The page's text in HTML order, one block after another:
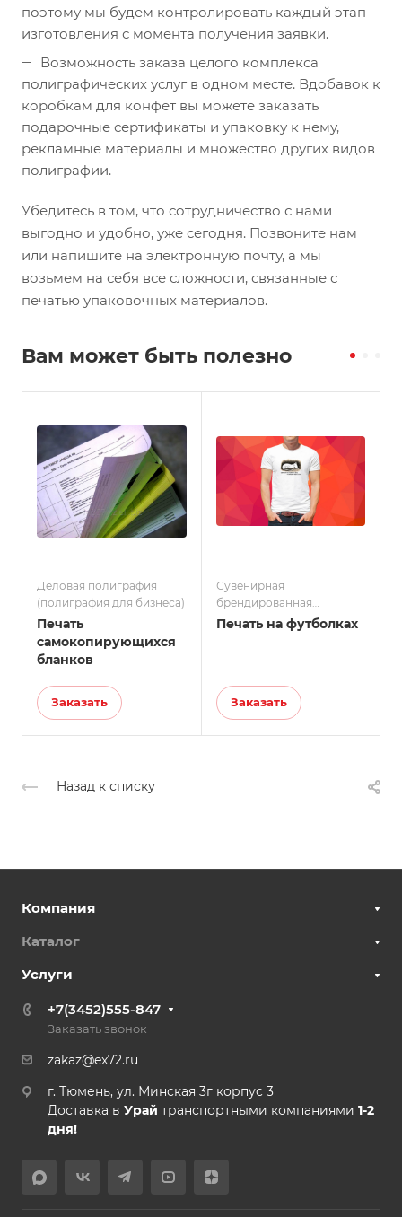
поэтому мы будем контролировать каждый этап
изготовления с момента получения заявки.
Возможность заказа целого комплекса
полиграфических услуг в одном месте. Вдобавок к
коробкам для конфет вы можете заказать
подарочные сертификаты и упаковку к нему,
рекламные материалы и множество других видов
полиграфии.
Убедитесь в том, что сотрудничество с нами
выгодно и удобно, уже сегодня. Позвоните нам
или напишите на электронную почту, а мы
возьмем на себя все сложности, связанные с
печатью упаковочных материалов.
Вам может быть полезно
Деловая полиграфия
(полиграфия для бизнеса)
Печать
самокопирующихся
бланков
Заказать
Сувенирная
брендированная
продукция
Печать на футболках
Заказать
Назад к списку
Компания
Каталог
Услуги
+7(3452)555-847
Заказать звонок
zakaz@ex72.ru
г. Тюмень, ул. Минская 3г корпус 3
Доставка в Урай транспортными компаниями 1-2
дня!